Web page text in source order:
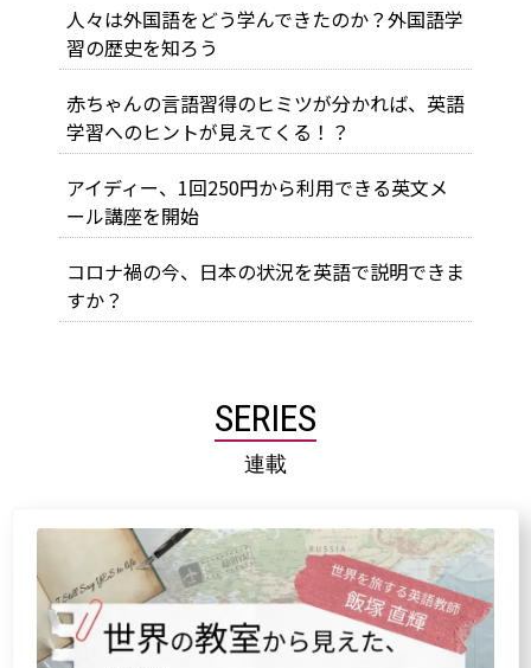
人々は外国語をどう学んできたのか？外国語学
習の歴史を知ろう
赤ちゃんの言語習得のヒミツが分かれば、英語
学習へのヒントが見えてくる！？
アイディー、1回250円から利用できる英文メ
ール講座を開始
コロナ禍の今、日本の状況を英語で説明できま
すか？
SERIES
連載